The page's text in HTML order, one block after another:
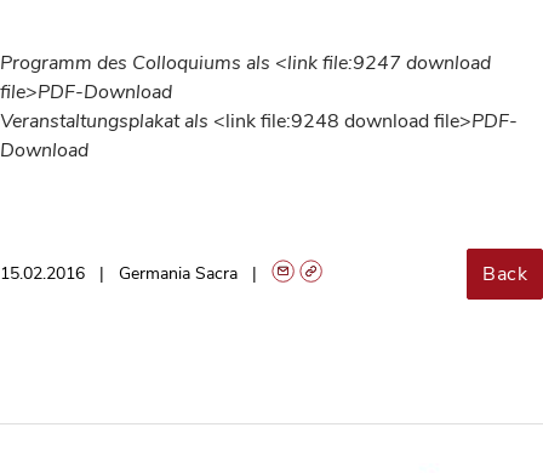
Programm des Colloquiums als <link file:9247 download
file>PDF-Download
Veranstaltungsplakat als <link file:9248 download file>PDF-
Download
15.02.2016 Germania Sacra Back